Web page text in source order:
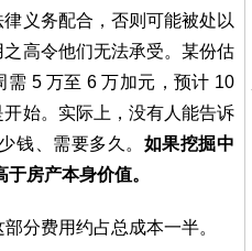
义务配合，否则可能被处以
高令他们无法承受。某份估
需 5 万至 6 万加元，预计 10
始。实际上，没有人能告诉
钱、需要多久。 如果挖掘中
房产本身价值。
分费用约占总成本一半。